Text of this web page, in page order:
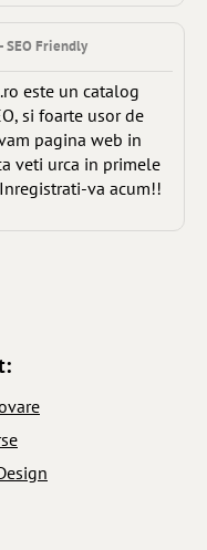
SEO Friendly
este un catalog
si foarte usor de
pagina web in
veti urca in primele
va acum!!